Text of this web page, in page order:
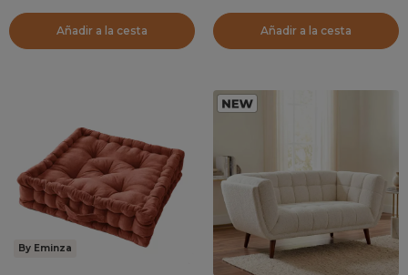
Añadir a la cesta Añadir a la cesta
By Eminza